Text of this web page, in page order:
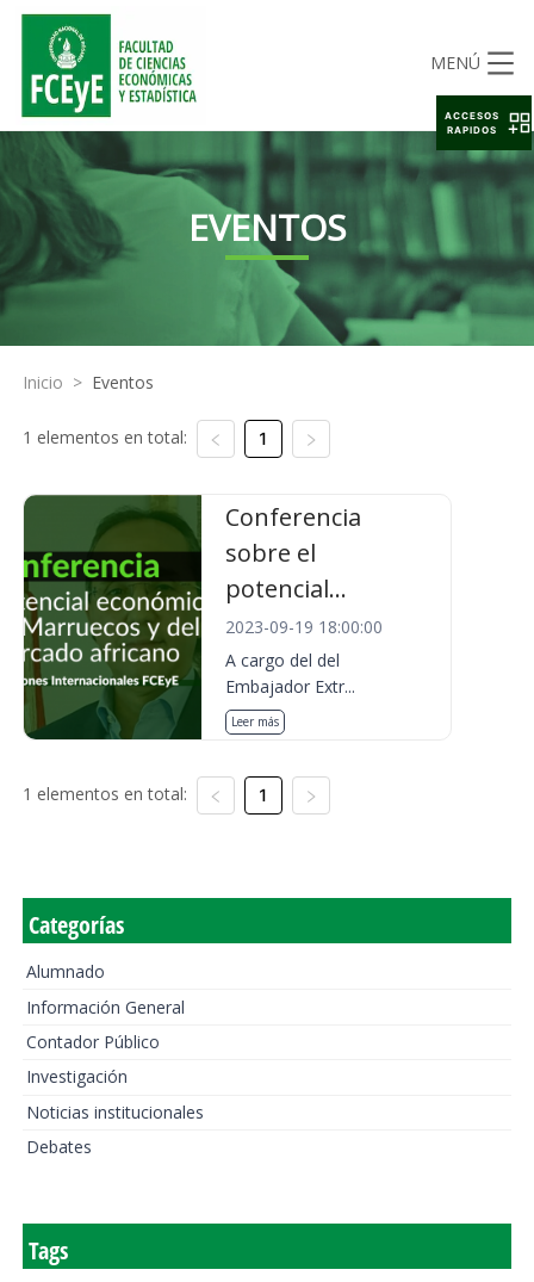
MENÚ
EVENTOS
Inicio > Eventos
1 elementos en total: 1
Conferencia
sobre el
potencial...
2023-09-19 18:00:00
A cargo del del
Embajador Extr...
Leer más
1 elementos en total: 1
Categorías
Alumnado
Información General
Contador Público
Investigación
Noticias institucionales
Debates
Tags
ACCESOS
RAPIDOS